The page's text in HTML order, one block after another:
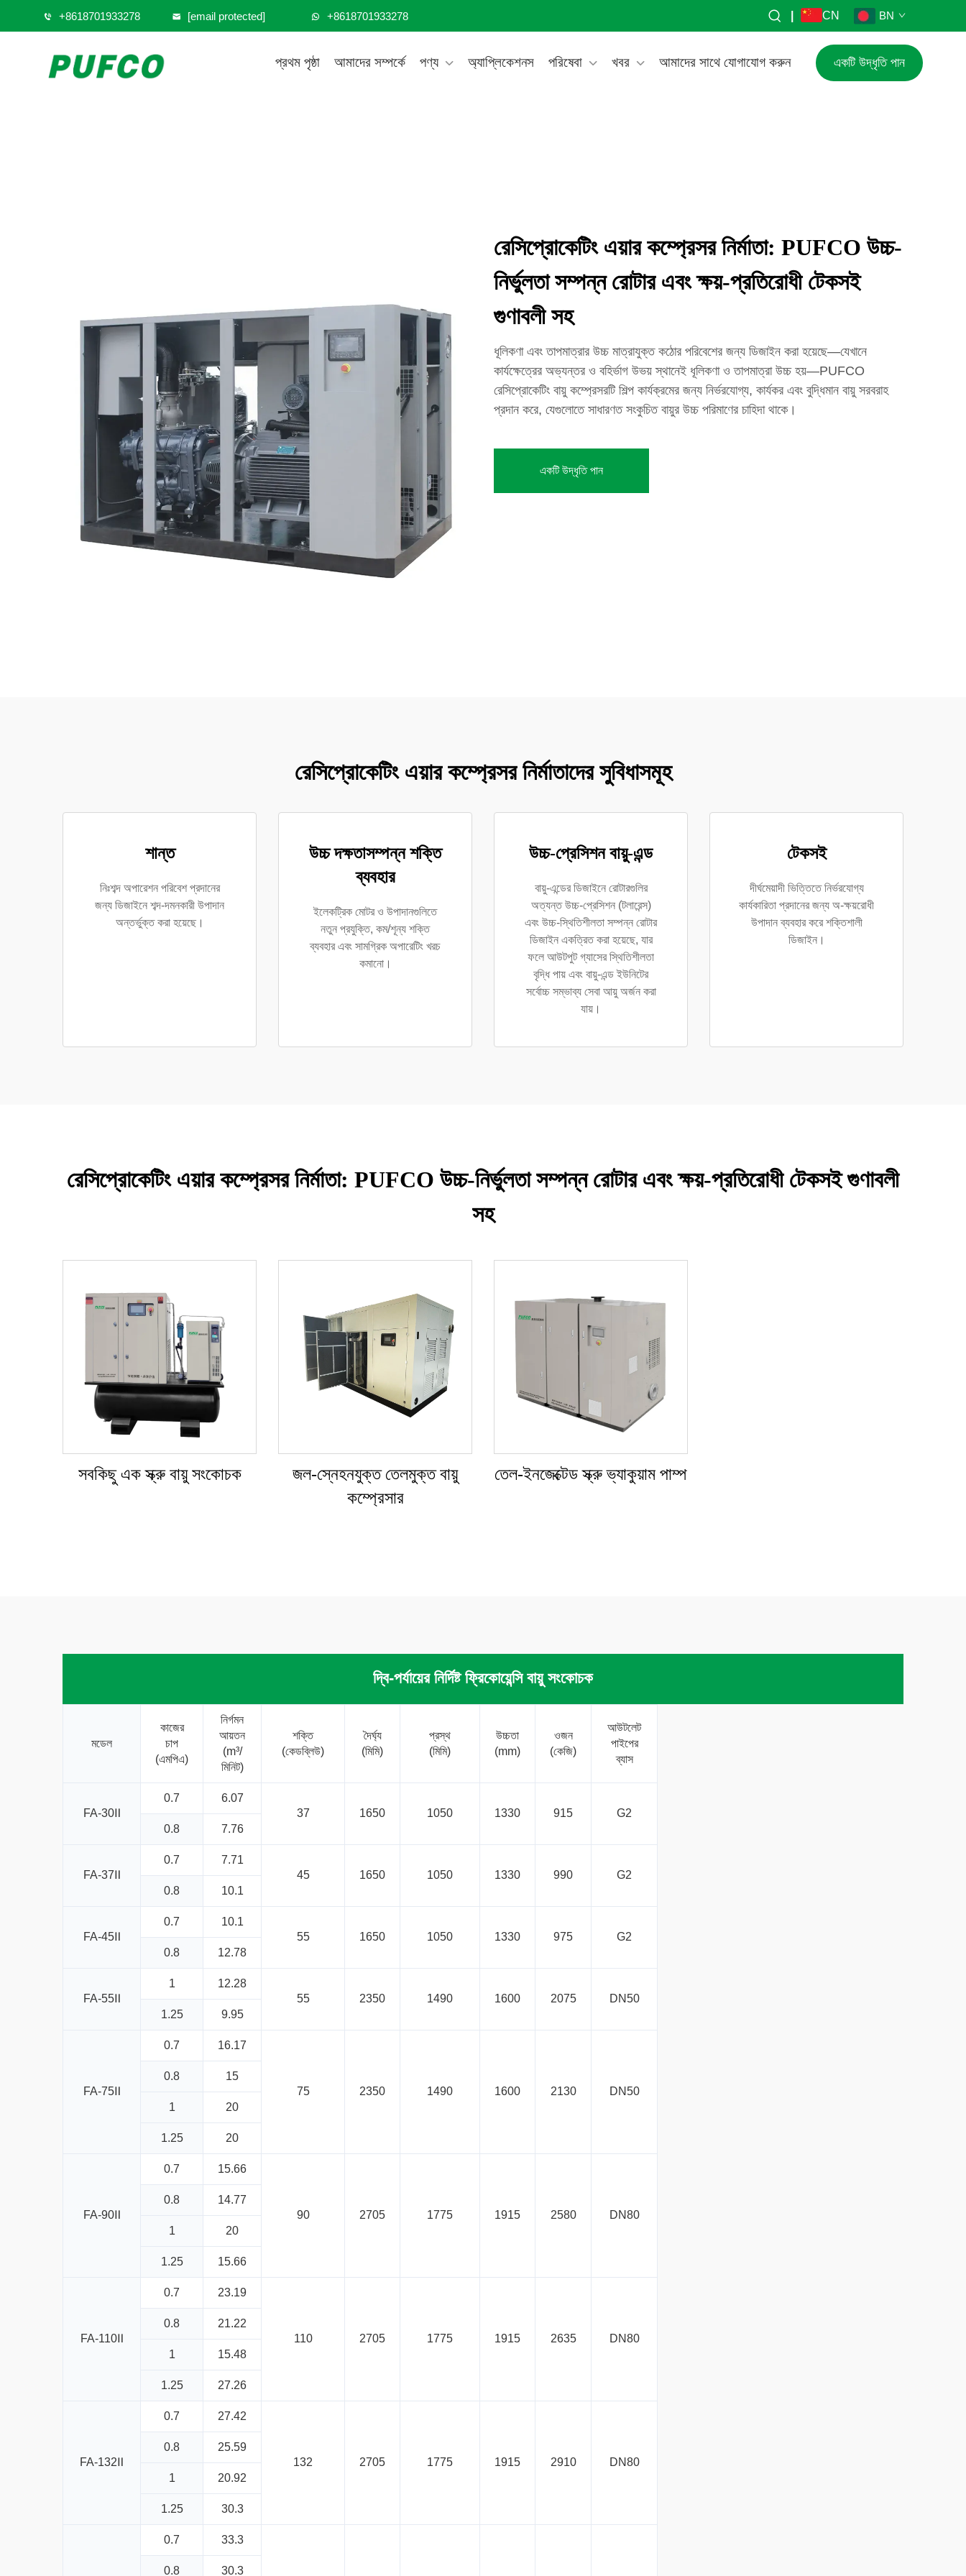
+8618701933278 [email protected] +8618701933278 CN BN
প্রথম পৃষ্ঠা আমাদের সম্পর্কে পণ্য অ্যাপ্লিকেশনস পরিষেবা খবর আমাদের সাথে যোগাযোগ করুন একটি উদ্ধৃতি পান
রেসিপ্রোকেটিং এয়ার কম্প্রেসর নির্মাতা: PUFCO উচ্চ-
নির্ভুলতা সম্পন্ন রোটার এবং ক্ষয়-প্রতিরোধী টেকসই
গুণাবলী সহ
ধূলিকণা এবং তাপমাত্রার উচ্চ মাত্রাযুক্ত কঠোর পরিবেশের জন্য ডিজাইন করা হয়েছে—যেখানে
কার্যক্ষেত্রের অভ্যন্তর ও বহির্ভাগ উভয় স্থানেই ধূলিকণা ও তাপমাত্রা উচ্চ হয়—PUFCO
রেসিপ্রোকেটিং বায়ু কম্প্রেসরটি শিল্প কার্যক্রমের জন্য নির্ভরযোগ্য, কার্যকর এবং বুদ্ধিমান বায়ু সরবরাহ
প্রদান করে, যেগুলোতে সাধারণত সংকুচিত বায়ুর উচ্চ পরিমাণের চাহিদা থাকে।
একটি উদ্ধৃতি পান
রেসিপ্রোকেটিং এয়ার কম্প্রেসর নির্মাতাদের সুবিধাসমূহ
শান্ত
নিঃশব্দ অপারেশন পরিবেশ প্রদানের
জন্য ডিজাইনে শব্দ-দমনকারী উপাদান
অন্তর্ভুক্ত করা হয়েছে।
উচ্চ দক্ষতাসম্পন্ন শক্তি
ব্যবহার
ইলেকট্রিক মোটর ও উপাদানগুলিতে
নতুন প্রযুক্তি, কম/শূন্য শক্তি
ব্যবহার এবং সামগ্রিক অপারেটিং খরচ
কমানো।
উচ্চ-প্রেসিশন বায়ু-এন্ড
বায়ু-এন্ডের ডিজাইনে রোটারগুলির
অত্যন্ত উচ্চ-প্রেসিশন (টলারেন্স)
এবং উচ্চ-স্থিতিশীলতা সম্পন্ন রোটার
ডিজাইন একত্রিত করা হয়েছে, যার
ফলে আউটপুট গ্যাসের স্থিতিশীলতা
বৃদ্ধি পায় এবং বায়ু-এন্ড ইউনিটের
সর্বোচ্চ সম্ভাব্য সেবা আয়ু অর্জন করা
যায়।
টেকসই
দীর্ঘমেয়াদী ভিত্তিতে নির্ভরযোগ্য
কার্যকারিতা প্রদানের জন্য অ-ক্ষয়রোধী
উপাদান ব্যবহার করে শক্তিশালী
ডিজাইন।
রেসিপ্রোকেটিং এয়ার কম্প্রেসর নির্মাতা: PUFCO উচ্চ-নির্ভুলতা সম্পন্ন রোটার এবং ক্ষয়-প্রতিরোধী টেকসই গুণাবলী
সহ
সবকিছু এক স্ক্রু বায়ু সংকোচক
জল-স্নেহনযুক্ত তেলমুক্ত বায়ু
কম্প্রেসার
তেল-ইনজেক্টেড স্ক্রু ভ্যাকুয়াম পাম্প
দ্বি-পর্যায়ের নির্দিষ্ট ফ্রিকোয়েন্সি বায়ু সংকোচক
মডেল
কাজের
চাপ
(এমপিএ)
নির্গমন
আয়তন
(m³/
মিনিট)
শক্তি
(কেডব্লিউ)
দৈর্ঘ্য
(মিমি)
প্রস্থ
(মিমি)
উচ্চতা
(mm)
ওজন
(কেজি)
আউটলেট
পাইপের
ব্যাস
FA-30Ⅱ
0.7
6.07
37
1650 1050 1330 915
G2
0.8
7.76
FA-37Ⅱ
0.7
7.71
45
1650 1050 1330 990
G2
0.8
10.1
FA-45Ⅱ
0.7
10.1
55
1650 1050 1330 975
G2
0.8
12.78
FA-55Ⅱ
1
12.28
55
2350 1490 1600 2075
DN50
1.25
9.95
FA-75Ⅱ
0.7 16.17
75 2350 1490 1600 2130 DN50
0.8 15
1 20
1.25 20
FA-90Ⅱ
0.7 15.66
90 2705 1775 1915 2580 DN80
0.8 14.77
1 20
1.25 15.66
FA-110Ⅱ
0.7 23.19
110 2705 1775 1915 2635 DN80
0.8 21.22
1 15.48
1.25 27.26
FA-132Ⅱ
0.7 27.42
132 2705 1775 1915 2910 DN80
0.8 25.59
1 20.92
1.25 30.3
0.7 33.3
0.8 30.3